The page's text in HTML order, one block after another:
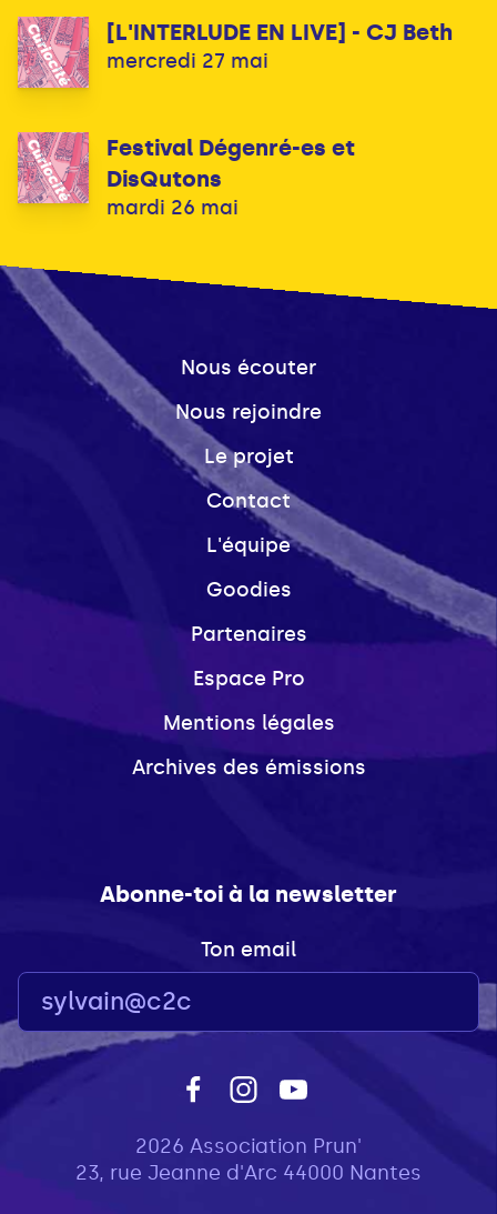
[L'INTERLUDE EN LIVE] - CJ Beth
mercredi 27 mai
Festival Dégenré-es et
DisQutons
mardi 26 mai
Nous écouter
Nous rejoindre
Le projet
Contact
L'équipe
Goodies
Partenaires
Espace Pro
Mentions légales
Archives des émissions
Abonne-toi à la newsletter
Ton email
2026 Association Prun'
23, rue Jeanne d'Arc 44000 Nantes